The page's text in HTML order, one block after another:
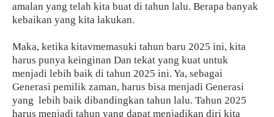
amalan yang telah kita buat di tahun lalu. Berapa banyak
kebaikan yang kita lakukan.
Maka, ketika kitavmemasuki tahun baru 2025 ini, kita
harus punya keinginan Dan tekat yang kuat untuk
menjadi lebih baik di tahun 2025 ini. Ya, sebagai
Generasi pemilik zaman, harus bisa menjadi Generasi
yang lebih baik dibandingkan tahun lalu. Tahun 2025
harus menjadi tahun yang dapat menjadikan diri kita